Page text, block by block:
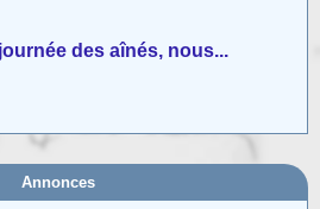
des aînés, nous...
Annonces